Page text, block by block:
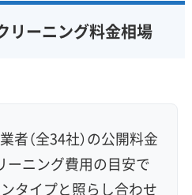
リーニング料金相場
者（全34社）の公開料金
ーニング費用の目安で
タイプと照らし合わせ